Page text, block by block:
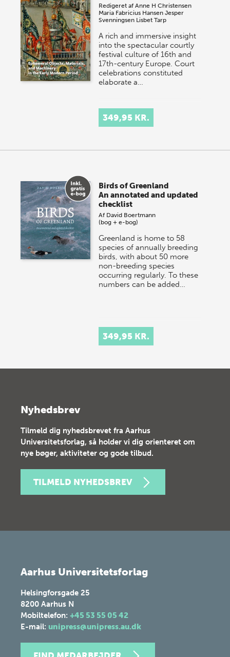
Redigeret afAnne H Christensen
Maria Fabricius Hansen Jesper
Svenningsen Lisbet Tarp
A rich and immersive insight
into the spectacular courtly
festival culture of 16th and
17th-century Europe. Court
celebrations constituted
elaborate a…
349,95 KR.
Birds of Greenland
An annotated and updated
checklist
Af David Boertmann
(bog + e-bog)
Greenland is home to 58
species of annually breeding
birds, with about 50 more
non-breeding species
occurring regularly. To these
numbers can be added…
349,95 KR.
Nyhedsbrev
Tilmeld dig nyhedsbrevet fra Aarhus
Universitetsforlag, så holder vi dig orienteret om
nye bøger, aktiviteter og gode tilbud.
TILMELD NYHEDSBREV
Aarhus Universitetsforlag
Helsingforsgade 25
8200 Aarhus N
Mobiltelefon: +45 53 55 05 42
E-mail: unipress@unipress.au.dk